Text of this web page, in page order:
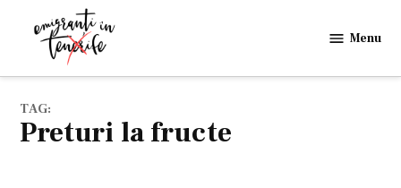
in
Menu
TAG:
preturi la fructe